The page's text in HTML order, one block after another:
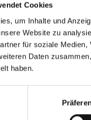
Cookies
um Inhalte und
Website zu
für soziale
Daten
haben.
hautnah an den
nirgends.